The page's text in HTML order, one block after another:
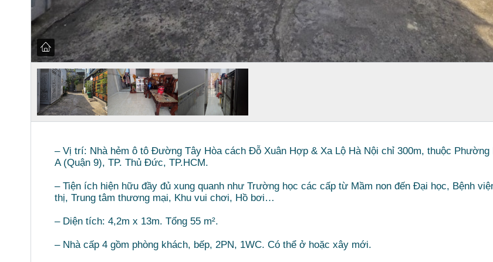
– Vị trí: Nhà hẻm ô tô Đường Tây Hòa cách Đỗ Xuân Hợp & Xa Lộ Hà Nội chỉ 300m, thuộc Phường
A (Quận 9), TP. Thủ Đức, TP.HCM.
– Tiện ích hiện hữu đầy đủ xung quanh như Trường học các cấp từ Mầm non đến Đại học, Bệnh
thị, Trung tâm thương mại, Khu vui chơi, Hồ bơi…
– Diện tích: 4,2m x 13m. Tổng 55 m².
– Nhà cấp 4 gồm phòng khách, bếp, 2PN, 1WC. Có thể ở hoặc xây mới.